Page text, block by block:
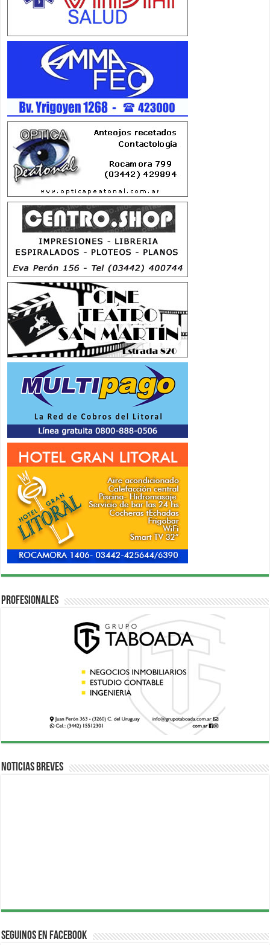
Profesionales
Noticias breves
Seguinos en Facebook